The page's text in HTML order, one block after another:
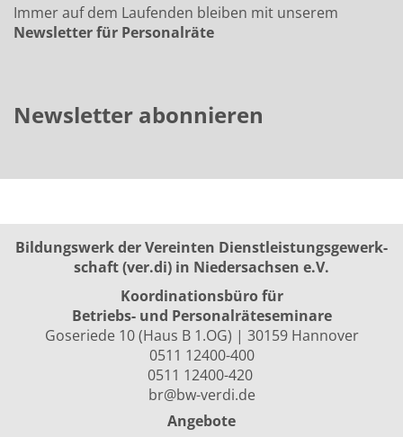
Immer auf dem Laufenden bleiben mit unserem
Newsletter für Personalräte
Newsletter abonnieren
Bildungswerk der Vereinten Dienst­leis­tungs­ge­werk­
schaft (ver.di) in Niedersachsen e.V.
Koordinationsbüro für
Betriebs- und Personalräte­seminare
Goseriede 10 (Haus B 1.OG) | 30159 Hannover
0511 12400-400
0511 12400-420
br@bw-verdi.de
Angebote